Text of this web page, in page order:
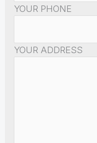
YOUR PHONE
YOUR ADDRESS